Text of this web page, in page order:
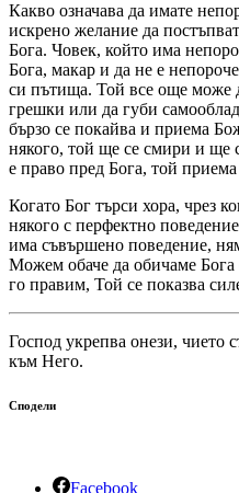
Какво означава да имате
искрено желание да
Бога. Човек, който има
Бога, макар и да не е
си пътища. Той все още може
грешки или да губи
бързо се покайва и приема
някого, той ще се смири и ще
е право пред Бога, той
Когато Бог търси хора, чрез
някого с перфектно
има съвършено поведение,
Можем обаче да обичаме Бога
го правим, Той се показва
Господ укрепва онези, чието
към Него.
Сподели
Facebook